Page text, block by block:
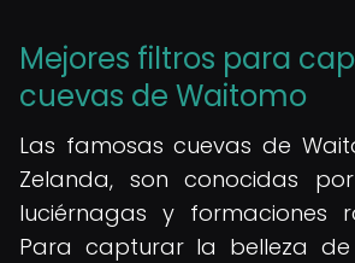
Mejores filtros para
cuevas de Waitomo
Las famosas cuevas de
Zelanda, son conocidas
luciérnagas y formaciones
Para capturar la belleza